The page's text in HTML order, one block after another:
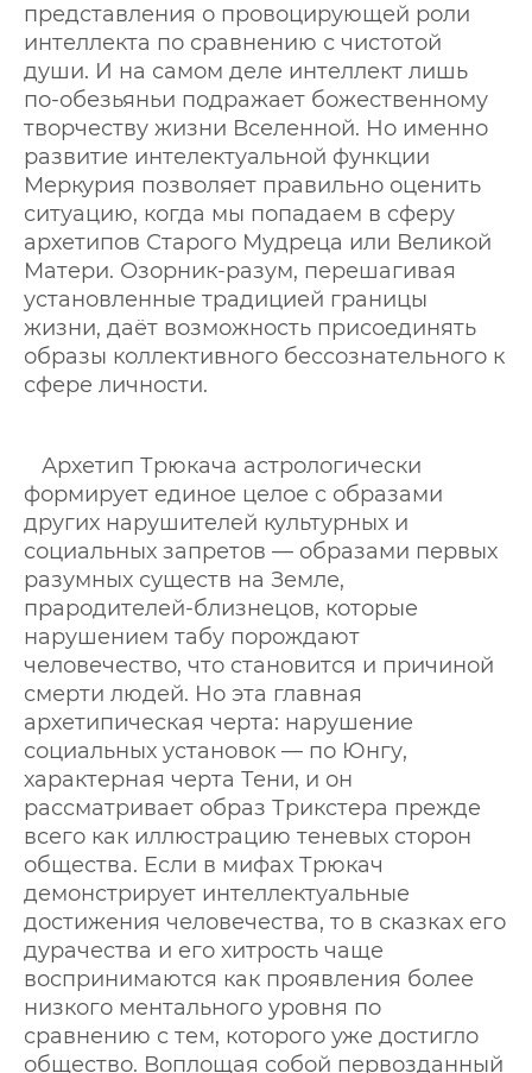
представления о провоцирующей роли
интеллекта по сравнению с чистотой
души. И на самом деле интеллект лишь
по-обезьяньи подражает божественному
творчеству жизни Вселенной. Но именно
развитие интелектуальной функции
Меркурия позволяет правильно оценить
ситуацию, когда мы попадаем в сферу
архетипов Старого Мудреца или Великой
Матери. Озорник-разум, перешагивая
установленные традицией границы
жизни, даёт возможность присоединять
образы коллективного бессознательного к
сфере личности.
Архетип Трюкача астрологически
формирует единое целое с образами
других нарушителей культурных и
социальных запретов — образами первых
разумных существ на Земле,
прародителей-близнецов, которые
нарушением табу порождают
человечество, что становится и причиной
смерти людей. Но эта главная
архетипическая черта: нарушение
социальных установок — по Юнгу,
характерная черта Тени, и он
рассматривает образ Трикстера прежде
всего как иллюстрацию теневых сторон
общества. Если в мифах Трюкач
демонстрирует интеллектуальные
достижения человечества, то в сказках его
дурачества и его хитрость чаще
воспринимаются как проявления более
низкого ментального уровня по
сравнению с тем, которого уже достигло
общество. Воплощая собой первозданный